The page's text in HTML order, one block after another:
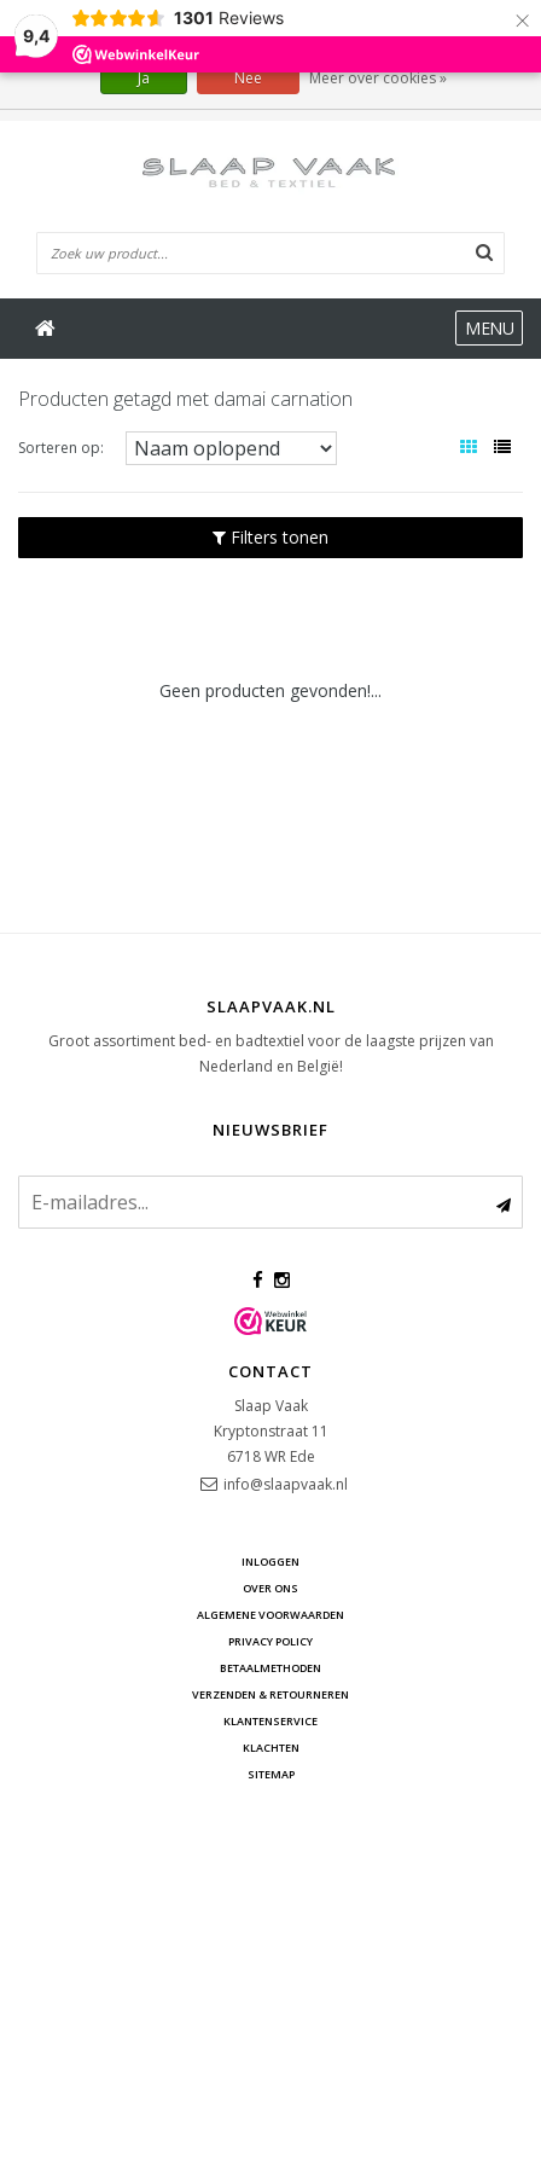
9,4
1301 Reviews ×
MENU
Producten getagd met damai carnation
Sorteren op:
Filters tonen
Geen producten gevonden!...
SLAAPVAAK.NL
Groot assortiment bed- en badtextiel voor de laagste prijzen van
Nederland en België!
NIEUWSBRIEF
CONTACT
Slaap Vaak
Kryptonstraat 11
6718 WR Ede
info@slaapvaak.nl
INLOGGEN
OVER ONS
ALGEMENE VOORWAARDEN
PRIVACY POLICY
BETAALMETHODEN
VERZENDEN & RETOURNEREN
KLANTENSERVICE
KLACHTEN
SITEMAP
Wij slaan cookies op om onze website te verbeteren. Is dat akkoord?
Ja Nee Meer over cookies »